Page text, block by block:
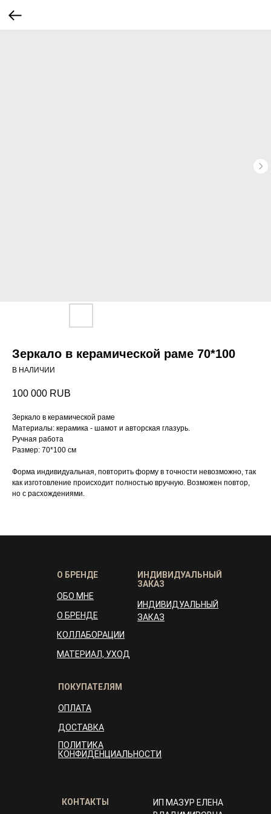
Зеркало в керамической раме 70*100
В НАЛИЧИИ
100 000 RUB
Зеркало в керамической раме
Материалы: керамика - шамот и авторская глазурь.
Ручная работа
Размер: 70*100 см
Форма индивидуальная, повторить форму в точности невозможно, так
как изготовление происходит полностью вручную. Возможен повтор,
но с расхождениями.
ПОКУПАТЕЛЯМ
ОПЛАТА
ДОСТАВКА
ПОЛИТИКА
КОНФИДЕНЦИАЛЬНОСТИ
КОНТАКТЫ
ИНДИВИДУАЛЬНЫЙ
ЗАКАЗ
ИНДИВИДУАЛЬНЫЙ
ЗАКАЗ
О БРЕНДЕ
ОБО МНЕ
О БРЕНДЕ
КОЛЛАБОРАЦИИ
МАТЕРИАЛ, УХОД
ИП МАЗУР ЕЛЕНА